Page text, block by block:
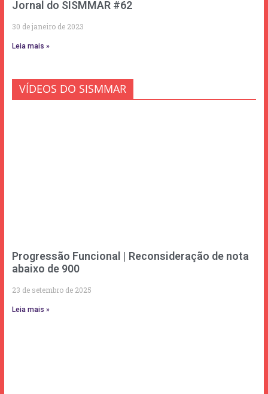
Jornal do SISMMAR #62
30 de janeiro de 2023
Leia mais »
VÍDEOS DO SISMMAR
Progressão Funcional | Reconsideração de nota
abaixo de 900
23 de setembro de 2025
Leia mais »